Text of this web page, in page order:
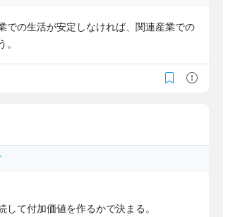
での生活が安定しなければ、関連産業での
て付加価値を作るかで決まる。